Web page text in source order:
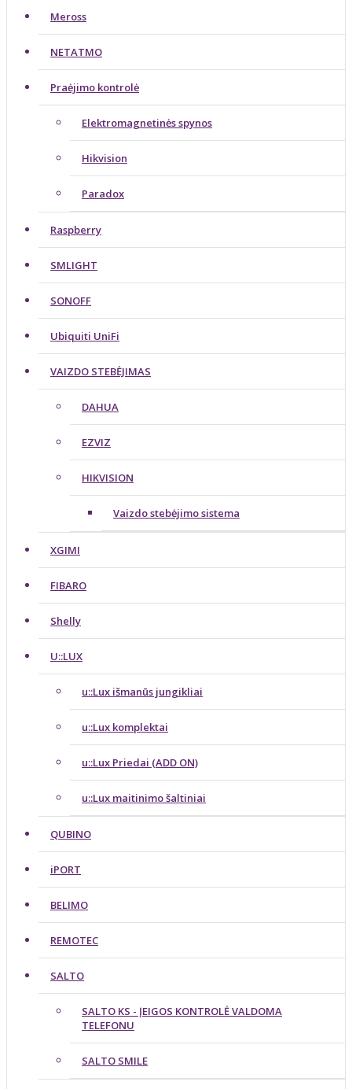
Meross
NETATMO
Praėjimo kontrolė
Elektromagnetinės spynos
Hikvision
Paradox
Raspberry
SMLIGHT
SONOFF
Ubiquiti UniFi
VAIZDO STEBĖJIMAS
DAHUA
EZVIZ
HIKVISION
Vaizdo stebėjimo sistema
XGIMI
FIBARO
Shelly
U::LUX
u::Lux išmanūs jungikliai
u::Lux komplektai
u::Lux Priedai (ADD ON)
u::Lux maitinimo šaltiniai
QUBINO
iPORT
BELIMO
REMOTEC
SALTO
SALTO KS - ĮEIGOS KONTROLĖ VALDOMA
TELEFONU
SALTO SMILE